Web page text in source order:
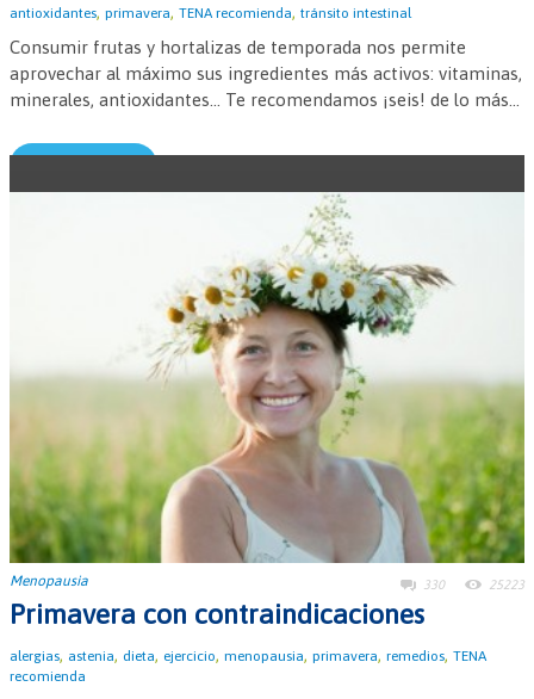
antioxidantes, primavera, TENA recomienda, tránsito intestinal
Consumir frutas y hortalizas de temporada nos permite
aprovechar al máximo sus ingredientes más activos: vitaminas,
minerales, antioxidantes... Te recomendamos ¡seis! de lo más...
Menopausia 330 25223
Primavera con contraindicaciones
alergias, astenia, dieta, ejercicio, menopausia, primavera, remedios, TENA
recomienda